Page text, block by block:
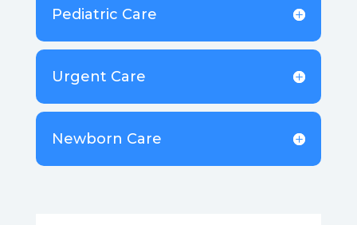
Pediatric Care
Urgent Care
Newborn Care